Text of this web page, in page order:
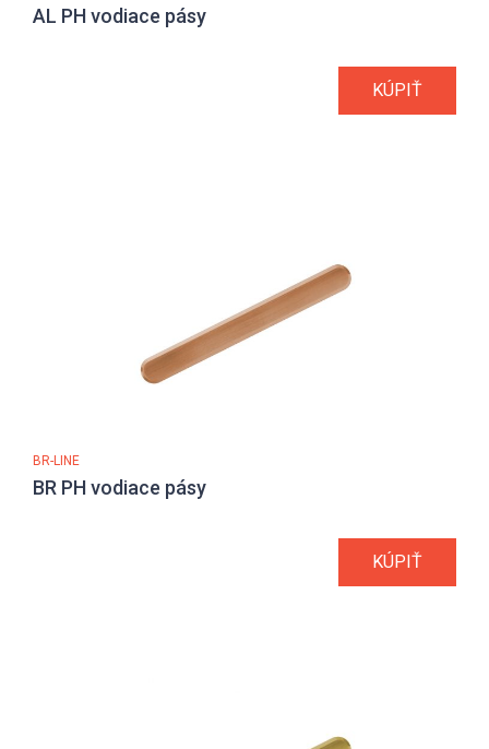
AL PH vodiace pásy
KÚPIŤ
BR-LINE
BR PH vodiace pásy
KÚPIŤ